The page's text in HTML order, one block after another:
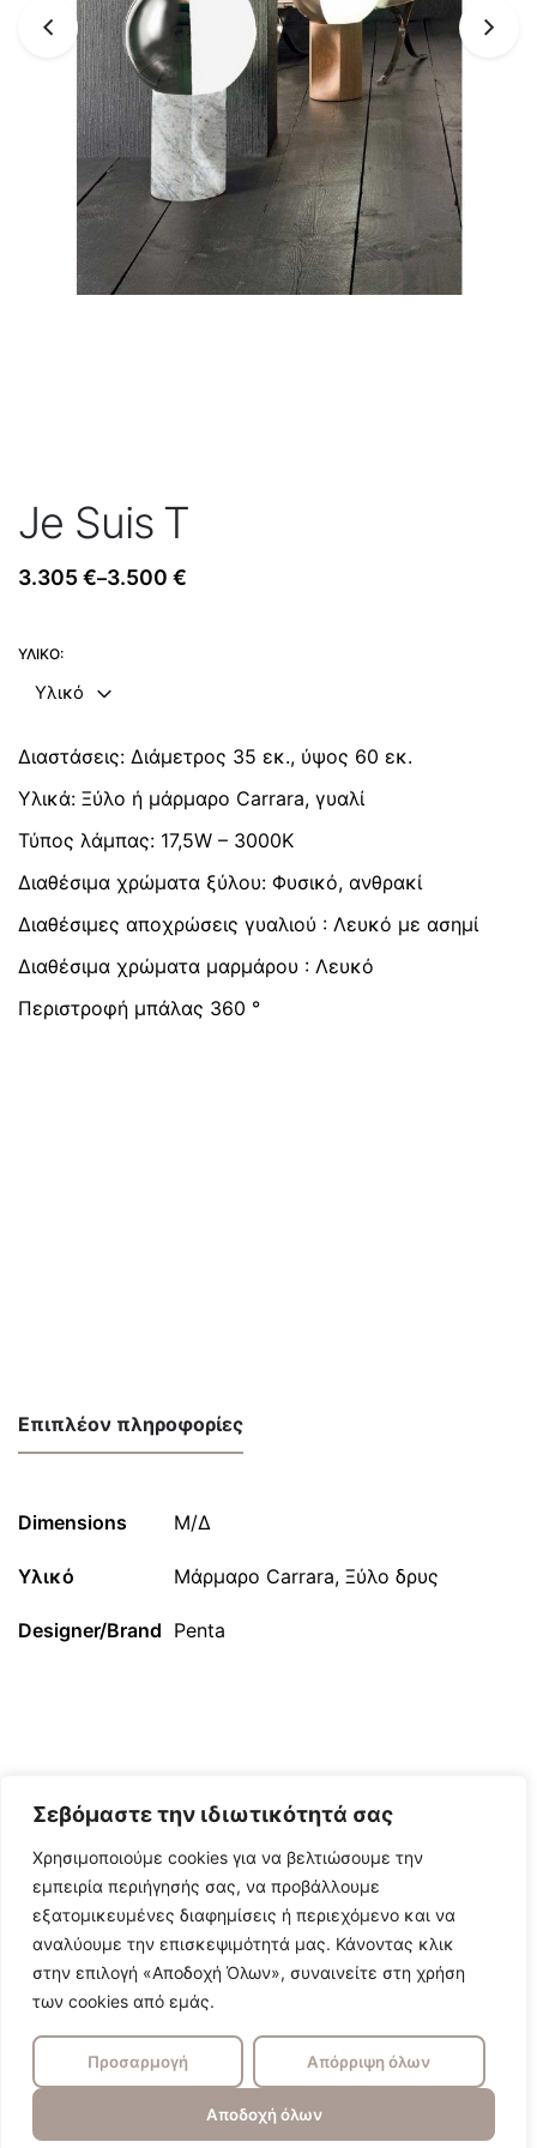
Σεβόμαστε την ιδιωτικότητά σας
Χρησιμοποιούμε cookies για να βελτιώσουμε την
εμπειρία περιήγησής σας, να προβάλλουμε
εξατομικευμένες διαφημίσεις ή περιεχόμενο και να
αναλύουμε την επισκεψιμότητά μας. Κάνοντας κλικ
στην επιλογή «Αποδοχή Όλων», συναινείτε στη χρήση
των cookies από εμάς.
Προσαρμογή Απόρριψη όλων
Αποδοχή όλων
Je Suis T
3.305 €–3.500 €
Price
3.305 €
through
ΥΛΙΚΌ:
Υλικό
Διαστάσεις: Διάμετρος 35 εκ., ύψος 60 εκ.
Υλικά: Ξύλο ή μάρμαρο Carrara, γυαλί
Τύπος λάμπας: 17,5W – 3000K
Διαθέσιμα χρώματα ξύλου: Φυσικό, ανθρακί
Διαθέσιμες αποχρώσεις γυαλιού : Λευκό με ασημί
Διαθέσιμα χρώματα μαρμάρου : Λευκό
Περιστροφή μπάλας 360 °
Επιπλέον πληροφορίες
Dimensions Μ/Δ
Υλικό Μάρμαρο Carrara, Ξύλο δρυς
Designer/Brand Penta